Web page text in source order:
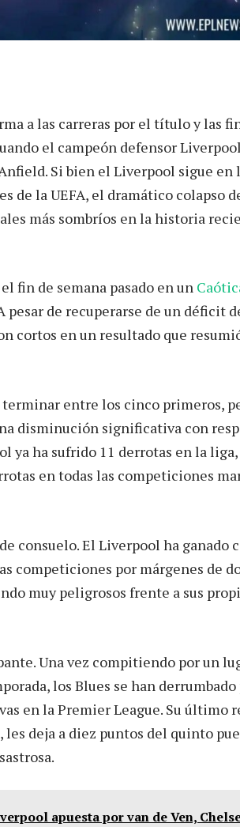
a las carreras por el título y las
el campeón defensor
Si bien el Liverpool sigue en
de la UEFA, el dramático colapso
más sombríos en la historia
fin de semana pasado en un
pesar de recuperarse de un déficit
cortos en un resultado que
entre los cinco primeros,
disminución significativa con
ya ha sufrido 11 derrotas en la
en todas las competiciones
consuelo. El Liverpool ha ganado
competiciones por márgenes de
muy peligrosos frente a sus
Una vez compitiendo por un
los Blues se han derrumbado
en la Premier League. Su último
deja a diez puntos del quinto
apuesta por van de Ven,